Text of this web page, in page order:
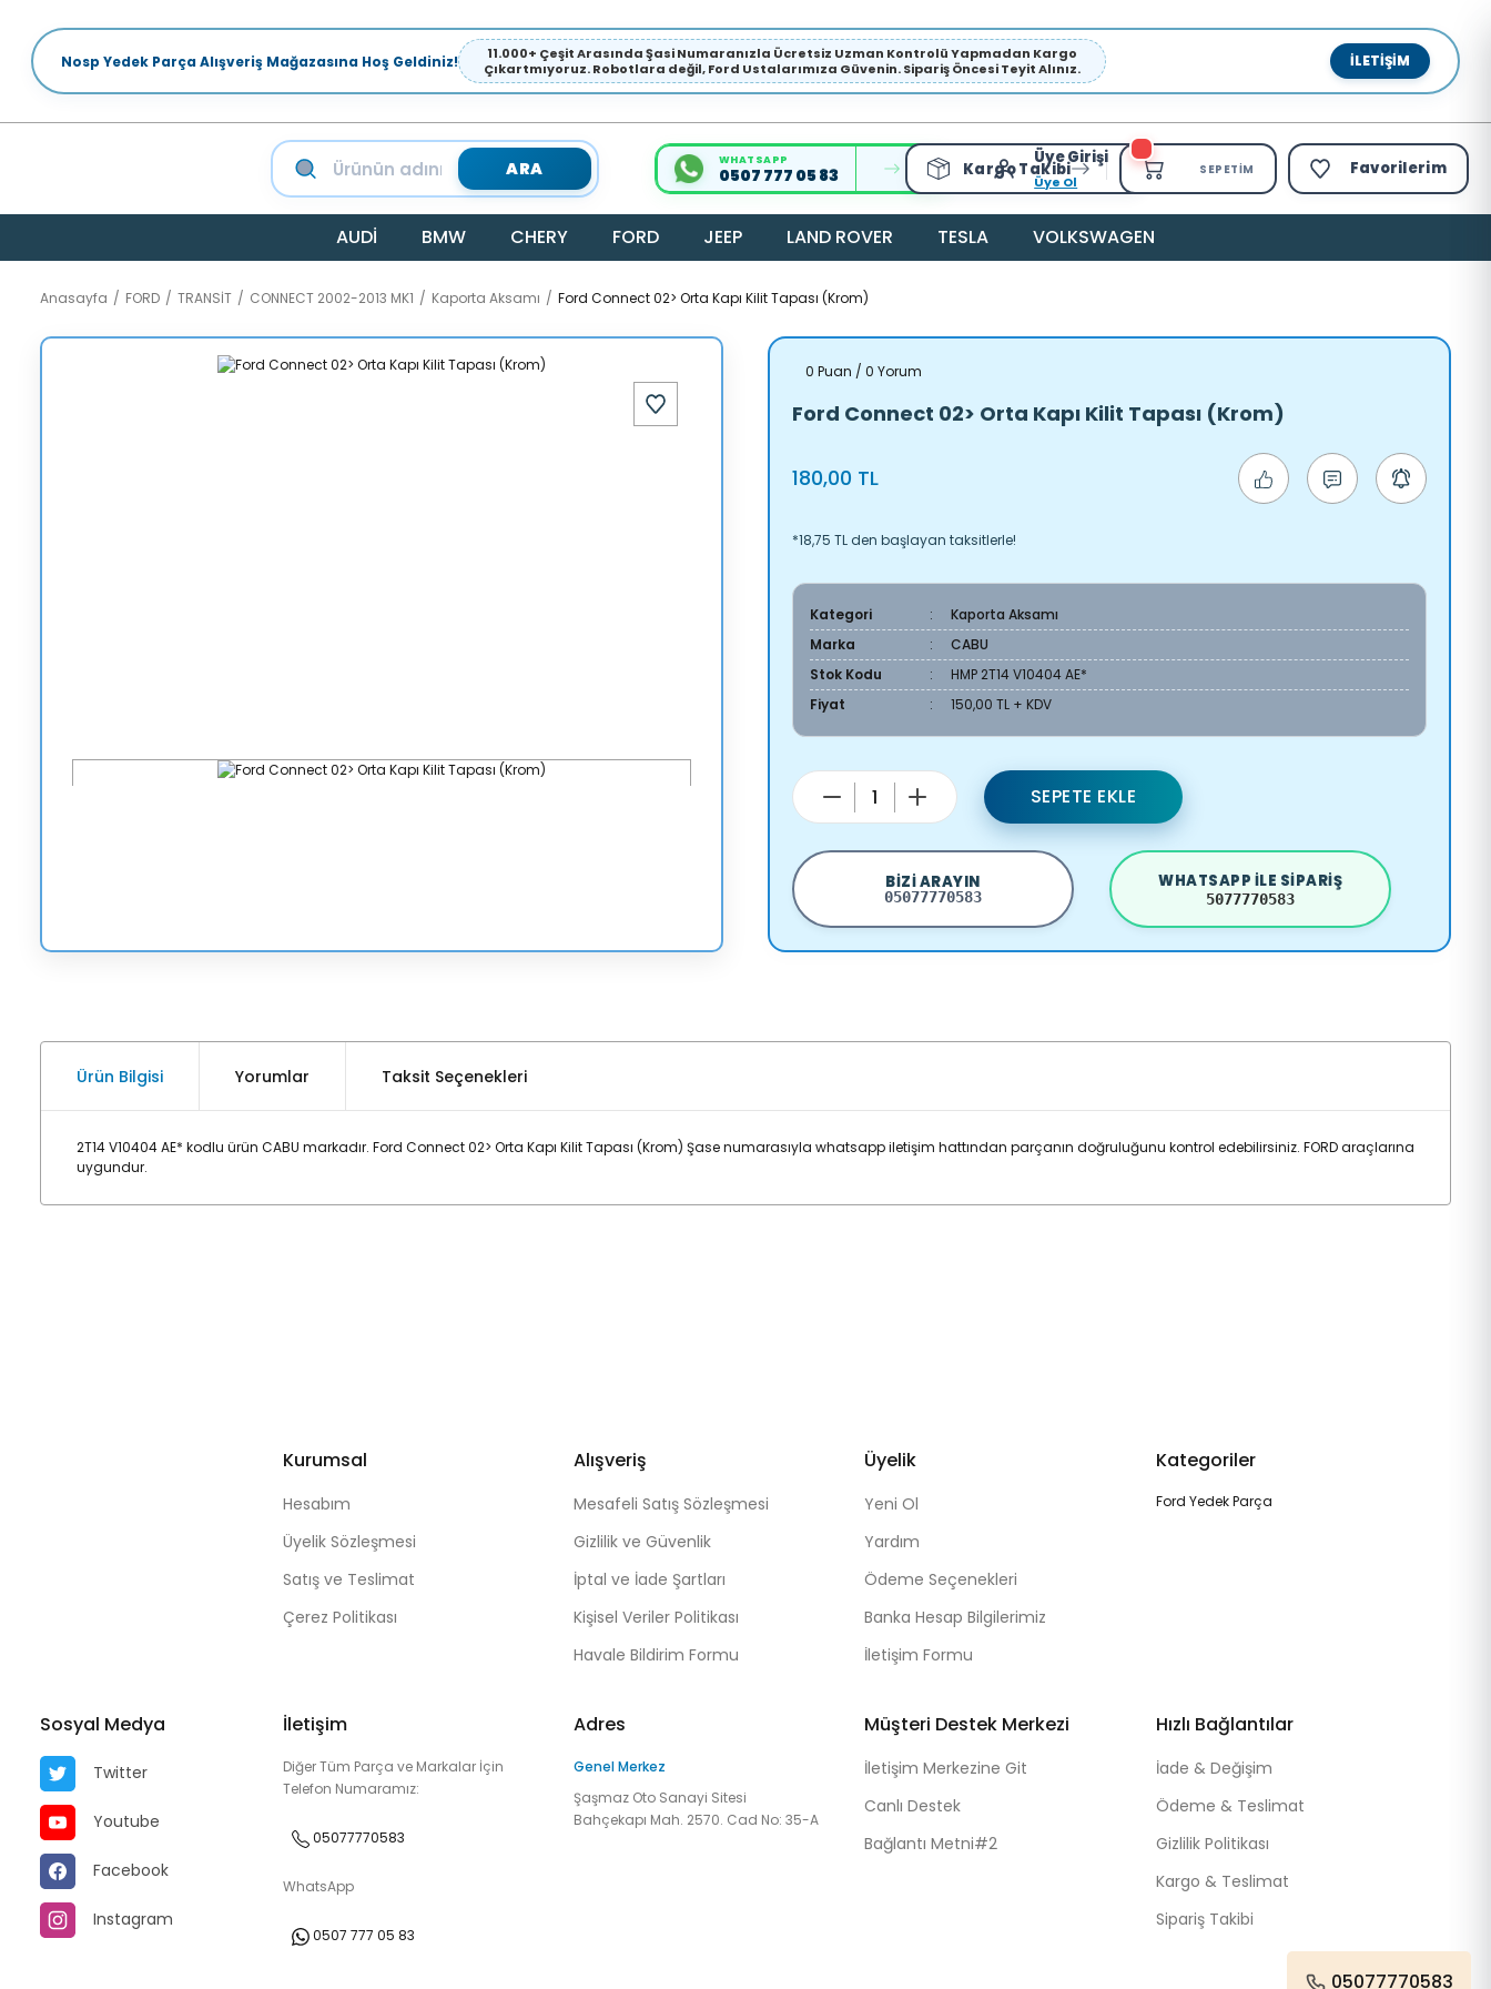
Nosp Yedek Parça Alışveriş Mağazasına Hoş Geldiniz!
11.000+ Çeşit Arasında Şasi Numaranızla Ücretsiz Uzman Kontrolü Yapmadan Kargo
Çıkartmıyoruz. Robotlara değil, Ford Ustalarımıza Güvenin. Sipariş Öncesi Teyit Alınız.
İLETIŞIM
ARA WHATSAPP
0507 777 05 83 Kargo Takibi
Üye Girişi
Üye Ol
SEPETIM Favorilerim
AUDİ BMW CHERY FORD JEEP LAND ROVER TESLA VOLKSWAGEN
Anasayfa FORD TRANSİT CONNECT 2002-2013 MK1 Kaporta Aksamı Ford Connect 02> Orta Kapı Kilit Tapası (Krom)
0 Puan / 0 Yorum
Ford Connect 02> Orta Kapı Kilit Tapası (Krom)
180,00 TL
*18,75 TL den başlayan taksitlerle!
Kategori
Kaporta Aksamı
Marka
CABU
Stok Kodu
HMP 2T14 V10404 AE*
Fiyat
150,00 TL + KDV
SEPETE EKLE
BIZI ARAYIN
05077770583
WHATSAPP ILE SIPARIŞ
5077770583
Ürün Bilgisi Yorumlar Taksit Seçenekleri
2T14 V10404 AE* kodlu ürün CABU markadır. Ford Connect 02> Orta Kapı Kilit Tapası (Krom) Şase numarasıyla whatsapp iletişim hattından parçanın doğruluğunu kontrol edebilirsiniz. FORD araçlarına
uygundur.
Kurumsal
Hesabım
Üyelik Sözleşmesi
Satış ve Teslimat
Çerez Politikası
Alışveriş
Mesafeli Satış Sözleşmesi
Gizlilik ve Güvenlik
İptal ve İade Şartları
Kişisel Veriler Politikası
Havale Bildirim Formu
Üyelik
Yeni Ol
Yardım
Ödeme Seçenekleri
Banka Hesap Bilgilerimiz
İletişim Formu
Kategoriler
Ford Yedek Parça
Sosyal Medya
Twitter
Youtube
Facebook
Instagram
İletişim
Diğer Tüm Parça ve Markalar İçin
Telefon Numaramız:
05077770583
WhatsApp
0507 777 05 83
Adres
Genel Merkez
Şaşmaz Oto Sanayi Sitesi
Bahçekapı Mah. 2570. Cad No: 35-A
Müşteri Destek Merkezi
İletişim Merkezine Git
Canlı Destek
Bağlantı Metni#2
Hızlı Bağlantılar
İade & Değişim
Ödeme & Teslimat
Gizlilik Politikası
Kargo & Teslimat
Sipariş Takibi
05077770583